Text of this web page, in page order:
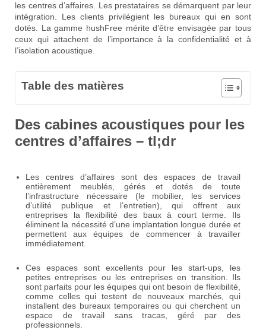
les centres d’affaires. Les prestataires se démarquent par leur
intégration. Les clients privilégient les bureaux qui en sont
dotés. La gamme hushFree mérite d’être envisagée par tous
ceux qui attachent de l’importance à la confidentialité et à
l’isolation acoustique.
Table des matières
Des cabines acoustiques pour les
centres d’affaires – tl;dr
Les centres d’affaires sont des espaces de travail
entièrement meublés, gérés et dotés de toute
l’infrastructure nécessaire (le mobilier, les services
d’utilité publique et l’entretien), qui offrent aux
entreprises la flexibilité des baux à court terme. Ils
éliminent la nécessité d’une implantation longue durée et
permettent aux équipes de commencer à travailler
immédiatement.
Ces espaces sont excellents pour les start-ups, les
petites entreprises ou les entreprises en transition. Ils
sont parfaits pour les équipes qui ont besoin de flexibilité,
comme celles qui testent de nouveaux marchés, qui
installent des bureaux temporaires ou qui cherchent un
espace de travail sans tracas, géré par des
professionnels.